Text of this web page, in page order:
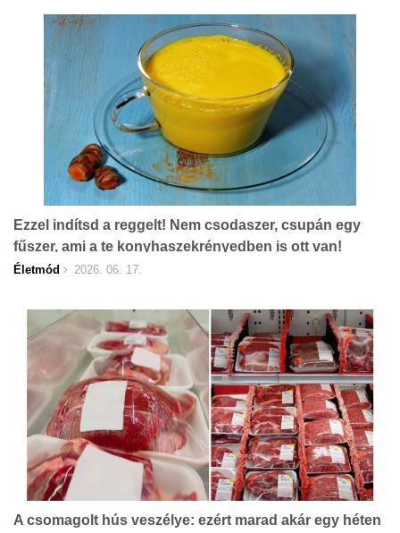
Ezzel indítsd a reggelt! Nem csodaszer, csupán egy
fűszer, ami a te konyhaszekrényedben is ott van!
Életmód 2026. 06. 17.
A csomagolt hús veszélye: ezért marad akár egy héten